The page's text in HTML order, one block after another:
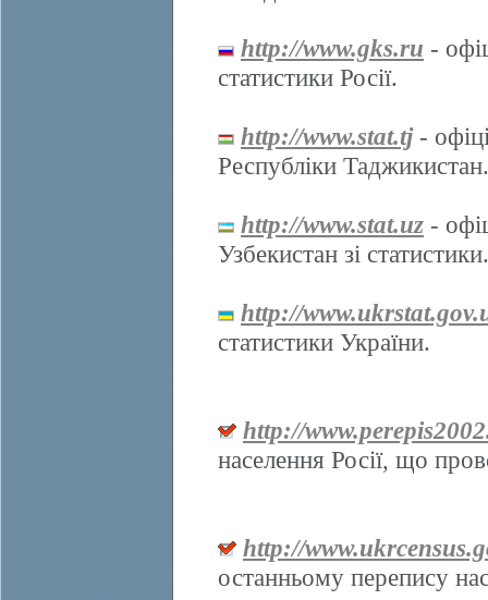
http://www.gks.ru -
статистики Росії.
http://www.stat.tj-
Республіки Таджикистан.
http://www.stat.uz -
Узбекистан зі статистики.
http://
статистики України.
http://
населення Росії, що
http://
останньому перепису